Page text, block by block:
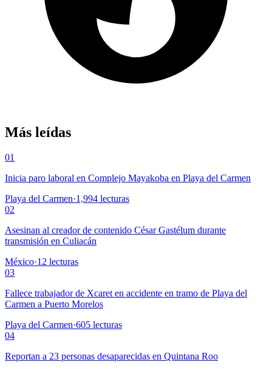
Más leídas
01
Inicia paro laboral en Complejo Mayakoba en Playa del Carmen
Playa del Carmen·1,994 lecturas
02
Asesinan al creador de contenido César Gastélum durante
transmisión en Culiacán
México·12 lecturas
03
Fallece trabajador de Xcaret en accidente en tramo de Playa del
Carmen a Puerto Morelos
Playa del Carmen·605 lecturas
04
Reportan a 23 personas desaparecidas en Quintana Roo